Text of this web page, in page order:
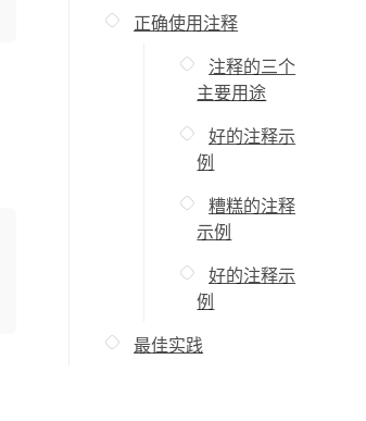
正确使用注释
注释的三个
主要用途
好的注释示
例
糟糕的注释
示例
好的注释示
例
最佳实践